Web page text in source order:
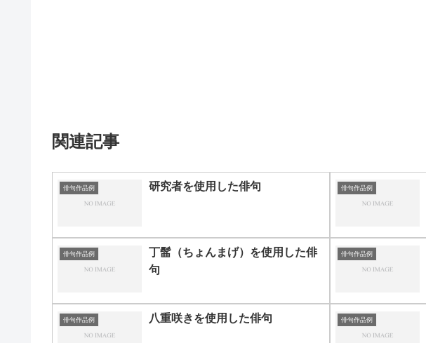
関連記事
俳句作品例 研究者を使用した俳句 俳句作品例
俳句作品例
丁髷（ちょんまげ）を使用した俳
句
俳句作品例
俳句作品例 八重咲きを使用した俳句 俳句作品例